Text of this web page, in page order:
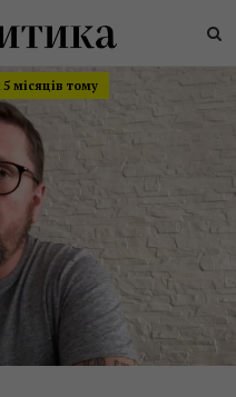
місяців тому